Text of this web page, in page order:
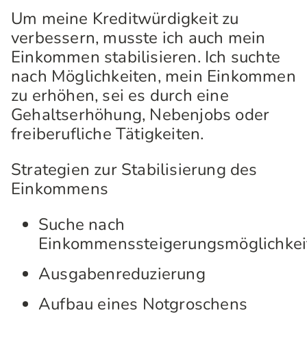
Um meine Kreditwürdigkeit zu
verbessern, musste ich auch mein
Einkommen stabilisieren. Ich suchte
nach Möglichkeiten, mein Einkommen
zu erhöhen, sei es durch eine
Gehaltserhöhung, Nebenjobs oder
freiberufliche Tätigkeiten.
Strategien zur Stabilisierung des
Einkommens
Suche nach
Ausgabenreduzierung
Aufbau eines Notgroschens